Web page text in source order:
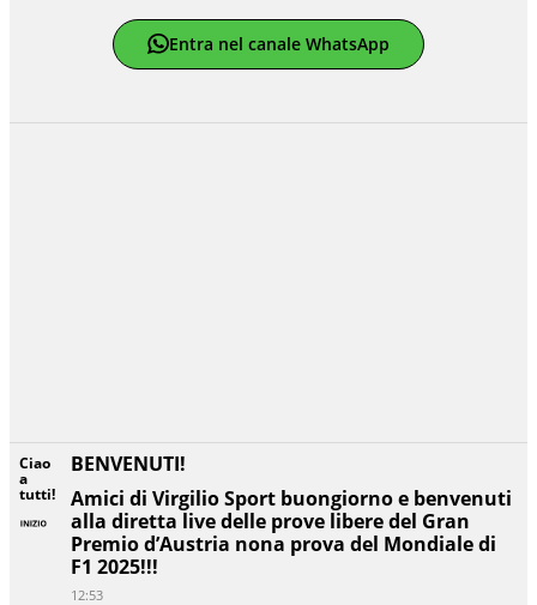
Ciao
a
tutti!
BENVENUTI!
Amici di Virgilio Sport buongiorno e benvenuti
alla diretta live delle prove libere del Gran
Premio d’Austria nona prova del Mondiale di
F1 2025!!!
12:53
Entra nel canale WhatsApp